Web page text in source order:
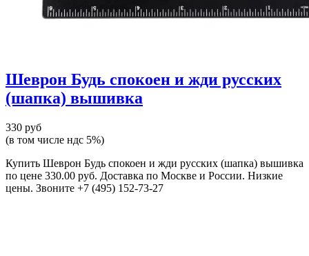
Шеврон Будь спокоен и жди русских
(шапка) вышивка
330 руб
(в том числе ндс 5%)
Купить Шеврон Будь спокоен и жди русских (шапка) вышивка
по цене 330.00 руб. Доставка по Москве и России. Низкие
цены. Звоните +7 (495) 152-73-27